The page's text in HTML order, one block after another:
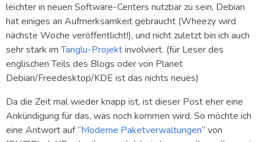
leichter in neuen Software-Centers nutzbar zu sein, Debian
hat einiges an Aufmerksamkeit gebraucht (Wheezy wird
nächste Woche veröffentlicht!), und nicht zuletzt bin ich auch
sehr stark imTanglu-Projektinvolviert. (für Leser des
englischen Teils des Blogs oder von Planet
Debian/Freedesktop/KDE ist das nichts neues)
Da die Zeit mal wieder knapp ist, ist dieser Post eher eine
Ankündigung für das, was noch kommen wird. So möchte ich
eine Antwort auf “Moderne Paketverwaltungen” von